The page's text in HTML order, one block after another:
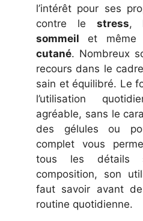
l’intérêt pour ses
contre le stress,
sommeil et même
cutané. Nombreux
recours dans le
sain et équilibré. Le
l’utilisation
agréable, sans le
des gélules ou
complet vous
tous les détails
composition, son
faut savoir avant
routine quotidienne.